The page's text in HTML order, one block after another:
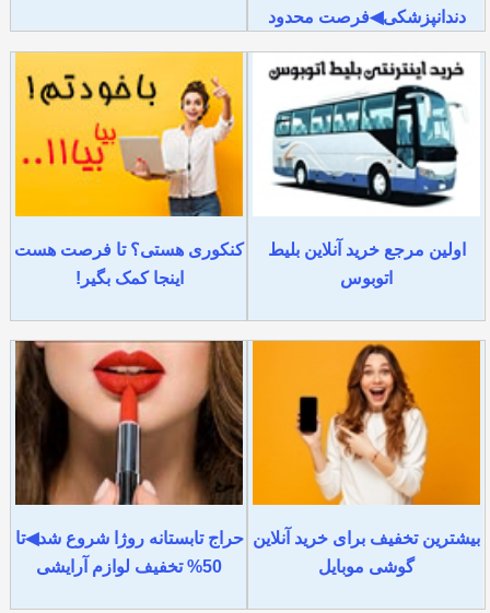
دندانپزشکی◀فرصت محدود
اولین مرجع خرید آنلاین بلیط
اتوبوس
کنکوری هستی؟ تا فرصت هست
اینجا کمک بگیر!
بیشترین تخفیف برای خرید آنلاین
گوشی موبایل
حراج تابستانه روژا شروع شد◀تا
50% تخفیف لوازم آرایشی